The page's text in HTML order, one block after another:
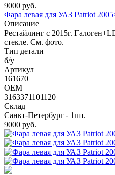
9000 руб.
Фара левая для УАЗ Patriot
Описание
Рестайлинг с 2015г.
стекле. См. фото.
Тип детали
б/у
Артикул
161670
OEM
3163371101120
Склад
Санкт-Петербург - 1шт.
9000 руб.